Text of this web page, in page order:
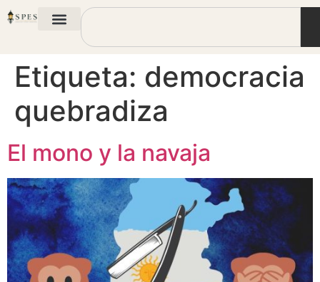
Etiqueta: democracia
quebradiza
El mono y la navaja